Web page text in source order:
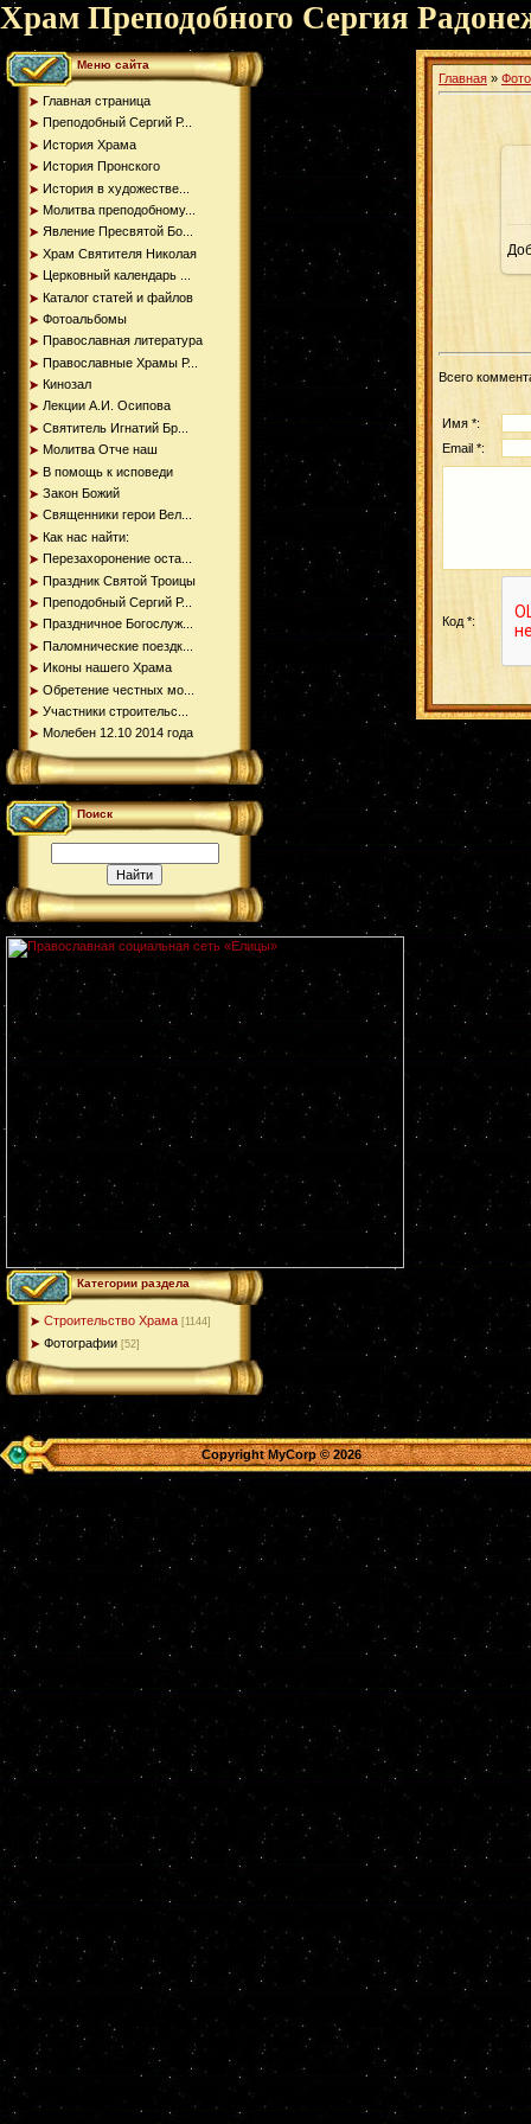
Храм Преподобного Сергия
Меню сайта
Главная страница
Преподобный Сергий Р...
История Храма
История Пронского
История в художестве...
Молитва преподобному...
Явление Пресвятой Бо...
Храм Святителя Николая
Церковный календарь ...
Каталог статей и файлов
Фотоальбомы
Православная литература
Православные Храмы Р...
Кинозал
Лекции А.И. Осипова
Святитель Игнатий Бр...
Молитва Отче наш
В помощь к исповеди
Закон Божий
Священники герои Вел...
Как нас найти:
Перезахоронение оста...
Праздник Святой Троицы
Преподобный Сергий Р...
Праздничное Богослуж...
Паломнические поездк...
Иконы нашего Храма
Обретение честных мо...
Участники строительс...
Молебен 12.10 2014 года
Поиск
Категории раздела
Строительство Храма [1144]
Фотографии [52]
Главная »
Всего
Имя *:
Email *:
Код *:
Copyright MyCorp © 2026